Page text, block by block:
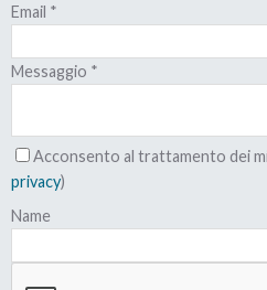
Email *
Messaggio *
Acconsento al trattamento dei
privacy)
Name